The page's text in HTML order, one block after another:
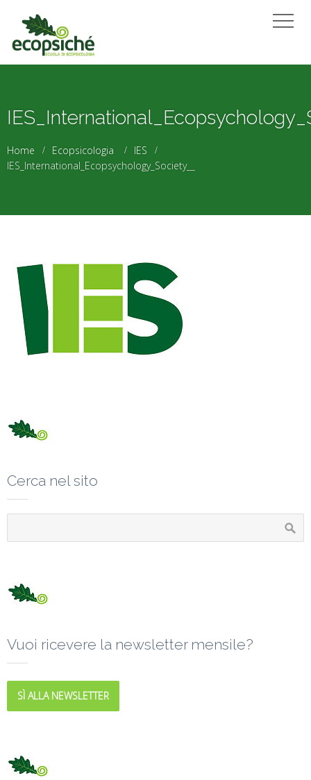
Home Ecopsicologia
IES
IES_International_Ecopsychology_Society__
Cerca nel sito
Vuoi ricevere la newsletter mensile?
SÌ ALLA NEWSLETTER